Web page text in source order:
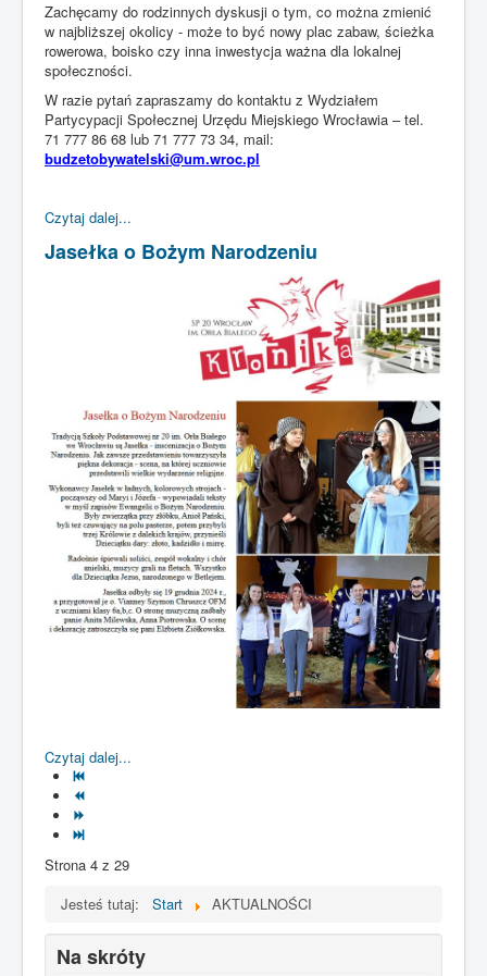
Zachęcamy do rodzinnych dyskusji o tym, co można zmienić
w najbliższej okolicy - może to być nowy plac zabaw, ścieżka
rowerowa, boisko czy inna inwestycja ważna dla lokalnej
społeczności.
W razie pytań zapraszamy do kontaktu z Wydziałem
Partycypacji Społecznej Urzędu Miejskiego Wrocławia – tel.
71 777 86 68 lub 71 777 73 34, mail:
budzetobywatelski@um.wroc.pl
Czytaj dalej...
Jasełka o Bożym Narodzeniu
Czytaj dalej...
Strona 4 z 29
Jesteś tutaj:
Start AKTUALNOŚCI
Na skróty